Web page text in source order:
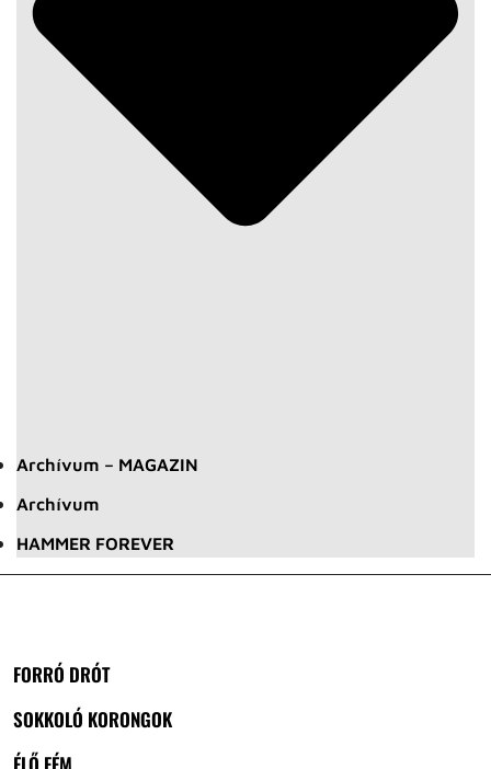
Archívum – MAGAZIN
Archívum
HAMMER FOREVER
FORRÓ DRÓT
SOKKOLÓ KORONGOK